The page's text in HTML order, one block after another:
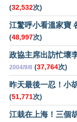
(32,532次)
江驚呼小看溫家寶
(48,997次)
政協主席出訪忙壞
2004/9/8 (37,764次)
昨天最後一忍！小
(51,771次)
江栽在上海！三個